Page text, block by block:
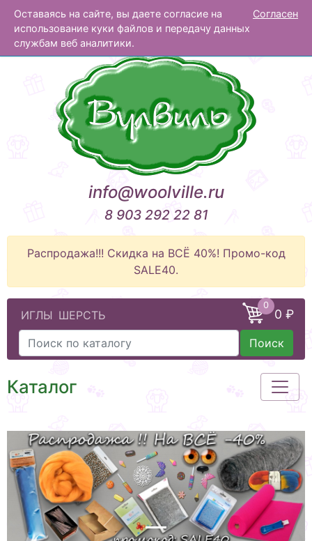
Оставаясь на сайте, вы даете согласие на
использование куки файлов и передачу данных
службам веб аналитики.
Согласен
Вулвиль
info@woolville.ru
8 903 292 22 81
Распродажа!!! Скидка на ВСЁ 40%! Промо-код
SALE40.
ИГЛЫ ШЕРСТЬ
0
0 ₽
Поиск
Каталог